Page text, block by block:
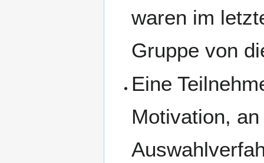
waren im
Gruppe von
Eine
Motivation,